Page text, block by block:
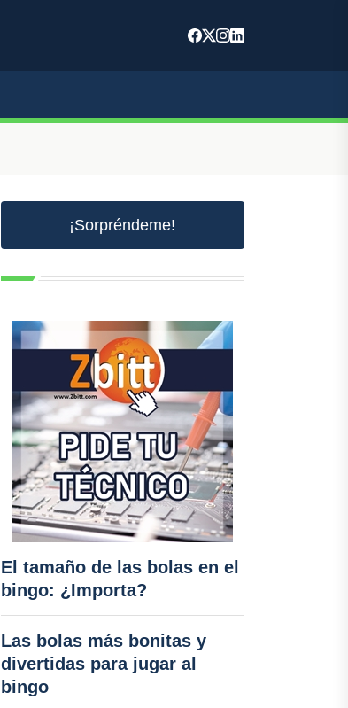
¡Sorpréndeme!
El tamaño de las bolas en el
bingo: ¿Importa?
Las bolas más bonitas y
divertidas para jugar al
bingo